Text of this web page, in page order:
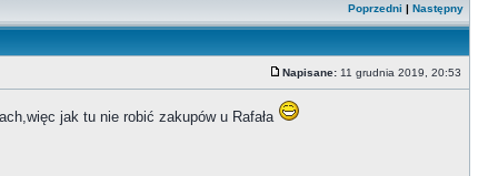
Poprzedni | Następny
Napisane: 11 grudnia 2019, 20:53
jak tu nie robić zakupów u Rafała